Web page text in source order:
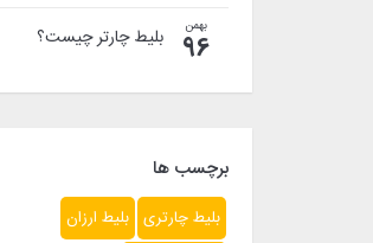
بهمن
96 بلیط چارتر چیست؟
برچسب ها
بلیط چارتری بلیط ارزان